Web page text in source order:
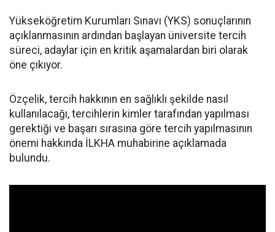
Yükseköğretim Kurumları Sınavı (YKS) sonuçlarının
açıklanmasının ardından başlayan üniversite tercih
süreci, adaylar için en kritik aşamalardan biri olarak
öne çıkıyor.
Özçelik, tercih hakkının en sağlıklı şekilde nasıl
kullanılacağı, tercihlerin kimler tarafından yapılması
gerektiği ve başarı sırasına göre tercih yapılmasının
önemi hakkında İLKHA muhabirine açıklamada
bulundu.